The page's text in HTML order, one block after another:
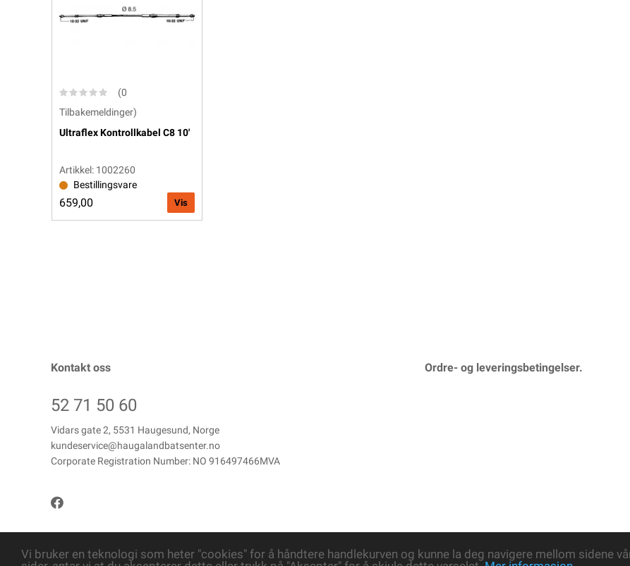
Vi bruker en teknologi som heter "cookies" for å håndtere handlekurven og kunne la deg navigere mellom sidene
(0
Tilbakemeldinger)
Ultraflex Kontrollkabel C8 10'
Artikkel: 1002260
Bestillingsvare
659,00 Vis
Kontakt oss
52 71 50 60
Vidars gate 2, 5531 Haugesund, Norge
kundeservice@haugalandbatsenter.no
Corporate Registration Number: NO 916497466MVA
Ordre- og leveringsbetingelser.